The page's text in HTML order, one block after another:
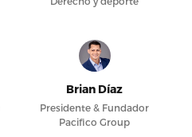
Brian Díaz
Presidente & Fundador
Pacifico Group